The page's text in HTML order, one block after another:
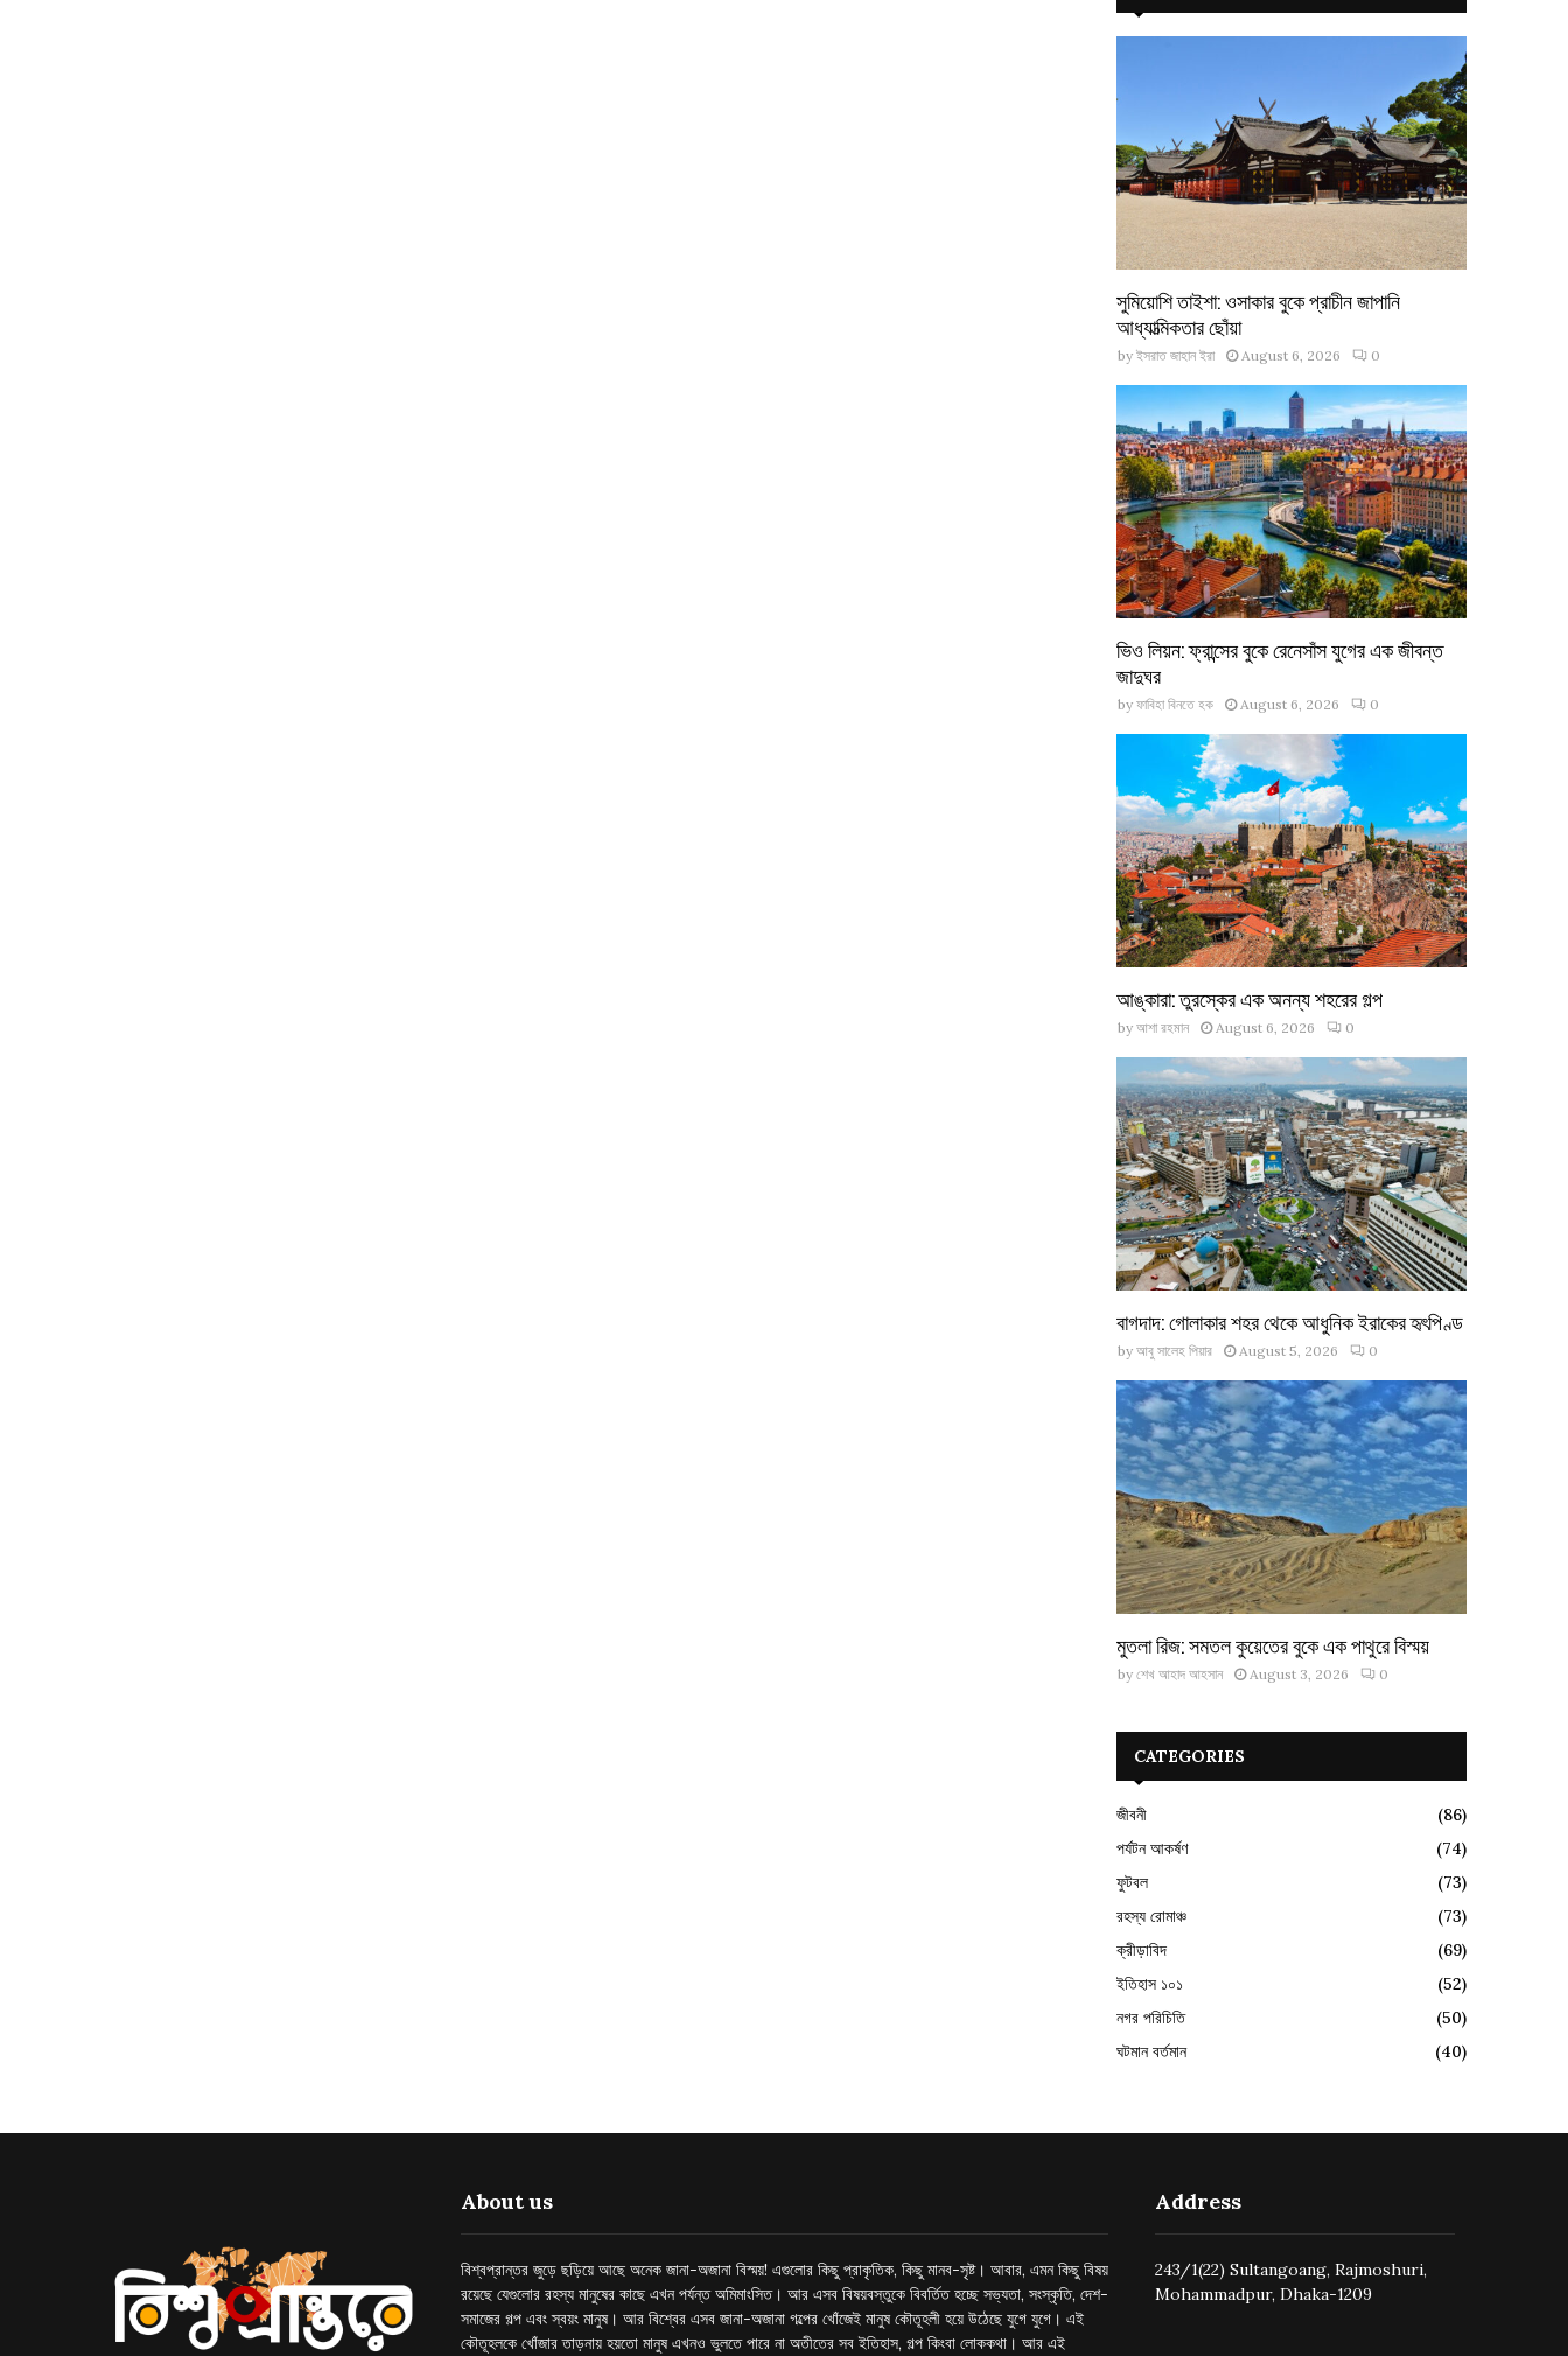
সুমিয়োশি তাইশা: ওসাকার বুকে প্রাচীন জাপানি
আধ্যাত্মিকতার ছোঁয়া
by ইসরাত জাহান ইরা August 6, 2026 0
ভিও লিয়ন: ফ্রান্সের বুকে রেনেসাঁস যুগের এক জীবন্ত
জাদুঘর
by ফাবিহা বিনতে হক August 6, 2026 0
আঙ্কারা: তুরস্কের এক অনন্য শহরের গল্প
by আশা রহমান August 6, 2026 0
বাগদাদ: গোলাকার শহর থেকে আধুনিক ইরাকের হৃৎপিণ্ড
by আবু সালেহ পিয়ার August 5, 2026 0
মুতলা রিজ: সমতল কুয়েতের বুকে এক পাথুরে বিস্ময়
by শেখ আহাদ আহসান August 3, 2026 0
CATEGORIES
জীবনী
(86)
পর্যটন আকর্ষণ
(74)
ফুটবল
(73)
রহস্য রোমাঞ্চ
(73)
ক্রীড়াবিদ
(69)
ইতিহাস ১০১
(52)
নগর পরিচিতি
(50)
ঘটমান বর্তমান
(40)
About us
বিশ্বপ্রান্তর জুড়ে ছড়িয়ে আছে অনেক জানা-অজানা বিস্ময়! এগুলোর কিছু প্রাকৃতিক, কিছু মানব-সৃষ্ট। আবার, এমন কিছু বিষয়
রয়েছে যেগুলোর রহস্য মানুষের কাছে এখন পর্যন্ত অমিমাংসিত। আর এসব বিষয়বস্তুকে বিবর্তিত হচ্ছে সভ্যতা, সংস্কৃতি, দেশ-
সমাজের গল্প এবং স্বয়ং মানুষ। আর বিশ্বের এসব জানা-অজানা গল্পের খোঁজেই মানুষ কৌতূহলী হয়ে উঠেছে যুগে যুগে। এই
কৌতূহলকে খোঁজার তাড়নায় হয়তো মানুষ এখনও ভুলতে পারে না অতীতের সব ইতিহাস, গল্প কিংবা লোককথা। আর এই
Address
243/1(22) Sultangoang, Rajmoshuri,
Mohammadpur, Dhaka-1209